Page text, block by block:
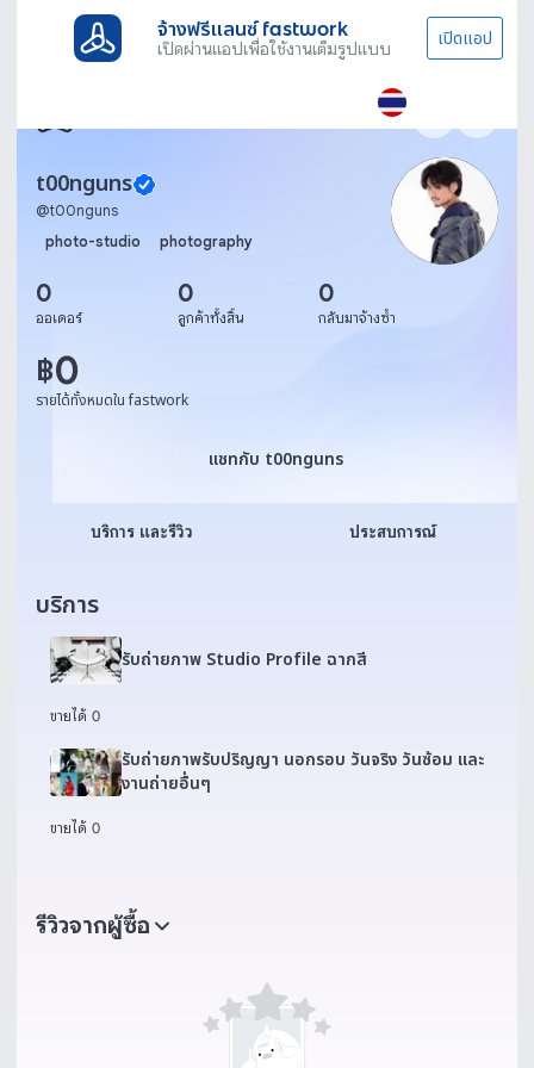
จ้างฟรีแลนซ์ fastwork
เปิดผ่านแอปเพื่อใช้งานเต็มรูปแบบ เปิดแอป
t00nguns
@t00nguns
photo-studio
photography
0
ออเดอร์
0
ลูกค้าทั้งสิ้น
0
กลับมาจ้างซ้ำ
฿0
รายได้ทั้งหมดใน fastwork
แชทกับ t00nguns
แชทกับ t00nguns
บริการ และรีวิว ประสบการณ์
บริการ
รับถ่ายภาพ Studio Profile ฉากสี
ขายได้ 0
รับถ่ายภาพรับปริญญา นอกรอบ วันจริง วันซ้อม และ
งานถ่ายอื่นๆ
ขายได้ 0
รีวิวจากผู้ซื้อ